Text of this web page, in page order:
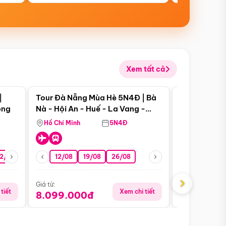
Xem tất cả
08 26/08 05/09 09/09 12/09
tiết
Điểm nổi bật
Tour Đà Nẵng Mùa Hè 5N4Đ | Bà
Nà - Hội An - Huế - La Vang -
Động Thiên Đường
Hồ Chí Minh 5N4Đ
12/08 19/08 26/08
Giá từ:
8.099.000đ Xem chi tiết
Giá từ:
›